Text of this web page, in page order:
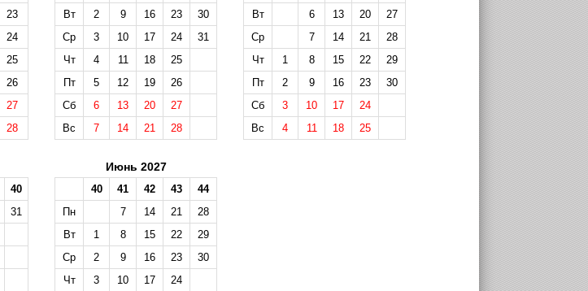
23
24
25
26
27
28
Вт
2 9 16 23
30
Ср
3 10 17 24
31
Чт
4 11 18
25
Пт
5 12 19
26
Сб
6 13 20
27
Вс
7 14 21 28
Вт
6 13 20
27
Ср
7 14 21
28
Чт
1 8 15 22
29
Пт
2 9 16 23
30
Сб
3 10 17
24
Вс
4 11 18 25
40
31
Июнь 2027
40 41 42 43
44
Пн
7 14 21
28
Вт
1 8 15 22
29
Ср
2 9 16 23
30
Чт
3 10 17 24